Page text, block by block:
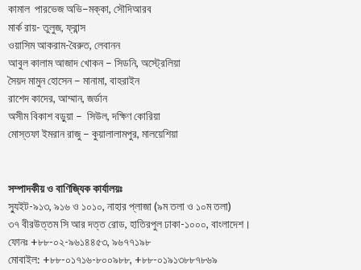
কামাল পারভেজ অভি–মক্কা, সৌদিআরব
মার্ক রায়- তুলুজ, ফ্রান্স
ওয়াসিম আকরাম-বৈরুত, লেবানন
আবুল কালাম আজাদ খোকন – সিডনি, অস্ট্রেলিয়া
সৈয়দ মামুন হোসেন – মানামা, বাহরাইন
রাশেদ কাদের, আম্মান, জর্ডান
অসীম বিকাশ বড়ুয়া – সিউল, দক্ষিণ কোরিয়া
মোস্তফা ইমরান রাজু – কুয়ালালামপুর, মালয়েশিয়া
সম্পাদকীয় ও বাণিজ্যিক কার্যালয়ঃ
স্যুইট-৯১৩, ৯১৬ ও ১০১০, নাহার প্লাজা (৯ম তলা ও ১০ম তলা)
৩৭ বীরউত্তম সি আর দত্ত রোড, হাতিরপুল ঢাকা-১০০০, বাংলাদেশ।
ফোনঃ +৮৮-০২-৯৬১৪৪৫৩, ৯৬৭৭১৯৮
মোবাইল: +৮৮-০১৭১৬-৮০০৯৮৮, +৮৮-০১৯১৩৮৮৭৮৬৯